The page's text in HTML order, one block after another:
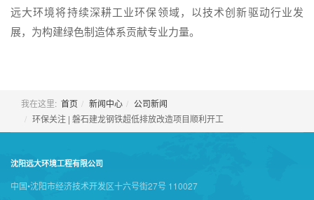
远大环境将持续深耕工业环保领域，以技术创新驱动行业发
展，为构建绿色制造体系贡献专业力量。
我在这里: 首页 新闻中心
公司新闻
环保关注 | 磐石建龙钢铁超低排放改造项目顺利开工
沈阳远大环境工程有限公司
中国•沈阳市经济技术开发区十六号街27号 110027